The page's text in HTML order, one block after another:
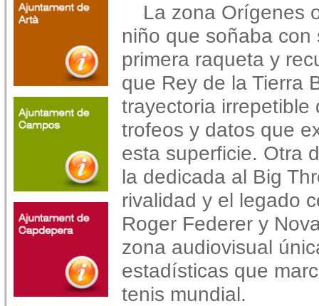
La zona Orígenes
niño que soñaba
primera raqueta y
que Rey de la Tierra
trayectoria irrepetible
trofeos y datos que
esta superficie. Otra
la dedicada al Big
rivalidad y el legado
Roger Federer y
zona audiovisual
estadísticas que
tenis mundial.